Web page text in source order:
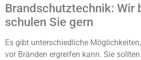
Brandschutztechnik: Wir
schulen Sie gern
Es gibt unterschiedliche
vor Bränden ergreifen kann. Sie